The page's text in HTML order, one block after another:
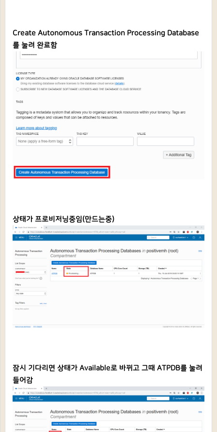
Create Autonomous Transaction Processing Database
를 눌려 완료함
상태가 프로비저닝중임(만드는중)
잠시 기다리면 상태가 Available로 바뀌고 그때 ATPDB를 눌려
들어감